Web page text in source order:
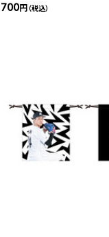
700円（税込）